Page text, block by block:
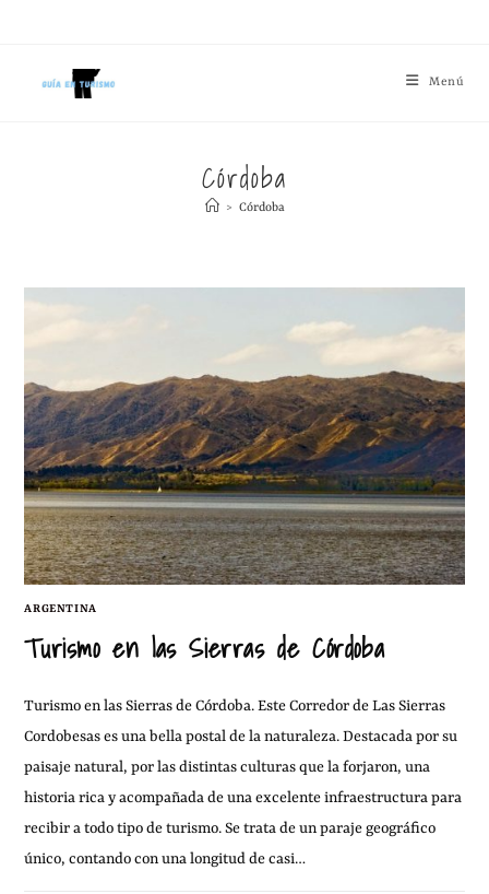
Menú
Córdoba
> Córdoba
ARGENTINA
Turismo en las Sierras de Córdoba
Turismo en las Sierras de Córdoba. Este Corredor de Las Sierras
Cordobesas es una bella postal de la naturaleza. Destacada por su
paisaje natural, por las distintas culturas que la forjaron, una
historia rica y acompañada de una excelente infraestructura para
recibir a todo tipo de turismo. Se trata de un paraje geográfico
único, contando con una longitud de casi…